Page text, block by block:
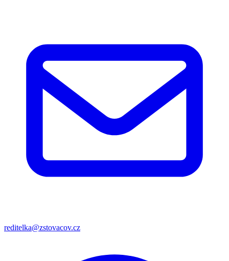
reditelka@zstovacov.cz